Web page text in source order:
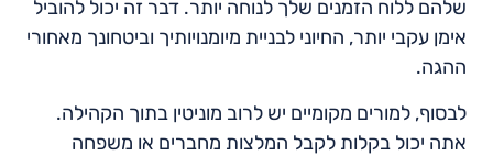
שלהם ללוח הזמנים שלך לנוחה יותר. דבר זה יכול להוביל
אימן עקבי יותר, החיוני לבניית מיומנויותיך וביטחונך מאחורי
ההגה.
לבסוף, למורים מקומיים יש לרוב מוניטין בתוך הקהילה.
אתה יכול בקלות לקבל המלצות מחברים או משפחה